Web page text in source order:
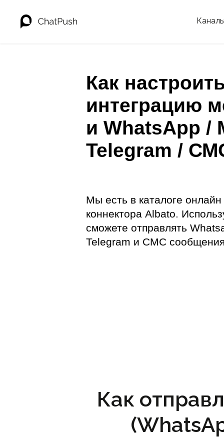
Как
интеграцию
и WhatsApp /
Telegram /
Мы есть в каталоге онлайн
коннектора Albato.
сможете отправлять
Telegram и СМС
Как